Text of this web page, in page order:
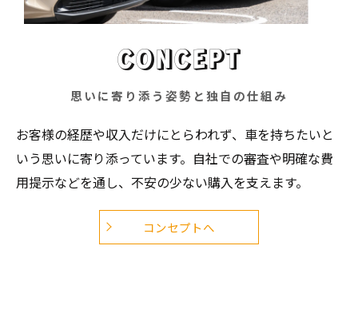
CONCEPT
思いに寄り添う姿勢と独自の仕組み
お客様の経歴や収入だけにとらわれず、車を持ちたいと
いう思いに寄り添っています。自社での審査や明確な費
用提示などを通し、不安の少ない購入を支えます。
コンセプトへ